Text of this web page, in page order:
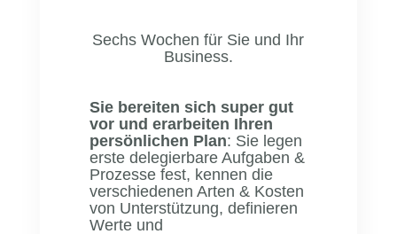
Sechs Wochen für Sie und Ihr
Business.
Sie bereiten sich super gut
vor und erarbeiten Ihren
persönlichen Plan: Sie legen
erste delegierbare Aufgaben &
Prozesse fest, kennen die
verschiedenen Arten & Kosten
von Unterstützung, definieren
Werte und